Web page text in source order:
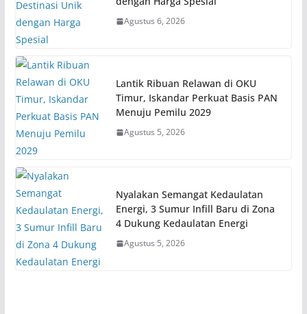
Agustus 6, 2026
Lantik Ribuan Relawan di OKU
Timur, Iskandar Perkuat Basis PAN
Menuju Pemilu 2029
Agustus 5, 2026
Nyalakan Semangat Kedaulatan
Energi, 3 Sumur Infill Baru di Zona
4 Dukung Kedaulatan Energi
Agustus 5, 2026